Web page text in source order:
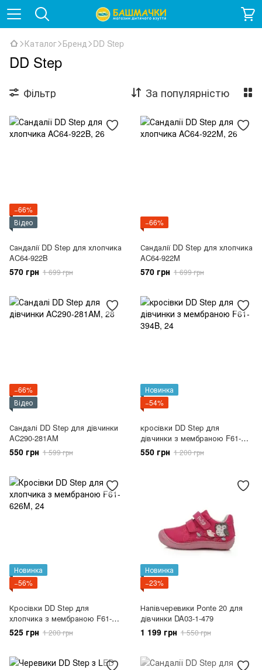
Каталог Бренд DD Step
DD Step
Фільтр За популярністю
−66%
Відео
Сандалії DD Step для хлопчика
AC64-922B
570 грн 1 699 грн
−66%
Сандалії DD Step для хлопчика
AC64-922M
570 грн 1 699 грн
−66%
Відео
Сандалі DD Step для дівчинки
AC290-281AM
550 грн 1 599 грн
Новинка
−54%
кросівки DD Step для
дівчинки з мембраною F61-
394B
550 грн 1 200 грн
Новинка
−56%
Кросівки DD Step для
хлопчика з мембраною F61-
626M
525 грн 1 200 грн
Новинка
−23%
Напівчеревики Ponte 20 для
дівчинки DA03-1-479
1 199 грн 1 550 грн